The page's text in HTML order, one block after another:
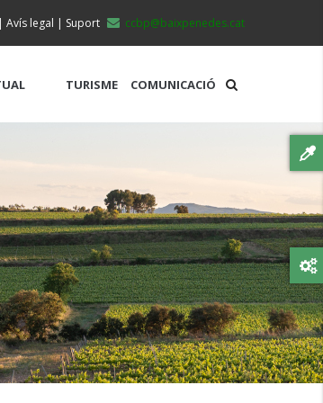
ccbp@baixpenedes.cat
| Avís legal | Suport
TURISME COMUNICACIÓ